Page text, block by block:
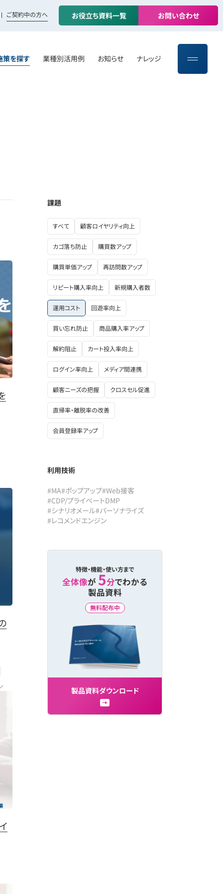
ご契約中の方へ お役立ち資料一覧 お問い合わせ
策を探す 業種別活用例 お知らせ ナレッジ
課題
すべて 顧客ロイヤリティ向上
カゴ落ち防止 購買数アップ
購買単価アップ 再訪問数アップ
リピート購入率向上 新規購入者数
運用コスト 回遊率向上
買い忘れ防止 商品購入率アップ
解約阻止 カート投入率向上
ログイン率向上 メディア間連携
顧客ニーズの把握 クロスセル促進
直帰率・離脱率の改善
会員登録率アップ
利用技術
#MA#ポップアップ#Web接客
#CDP/プライベートDMP
#シナリオメール#パーソナライズ
#レコメンドエンジン
特徴・機能・使い方まで
全体像が 5分でわかる
製品資料
無料配布中
製品資料ダウンロー ド